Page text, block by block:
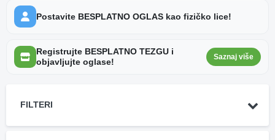
Postavite BESPLATNO OGLAS kao fizičko lice!
Registrujte BESPLATNO TEZGU i
objavljujte oglase!
Saznaj više
FILTERI